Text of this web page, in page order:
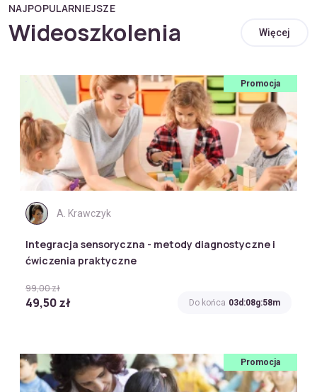
NAJPOPULARNIEJSZE
Wideoszkolenia Więcej
Promocja
A. Krawczyk
Integracja sensoryczna - metody diagnostyczne i
ćwiczenia praktyczne
99,00 zł
49,50 zł Do końca 03d:08g:58m
Promocja